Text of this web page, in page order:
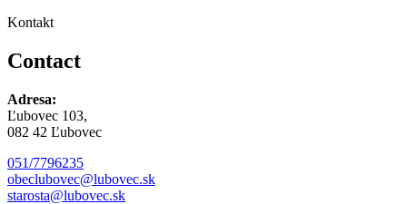
Kontakt
Contact
Adresa:
Ľubovec 103,
082 42 Ľubovec
051/7796235
obeclubovec@lubovec.sk
starosta@lubovec.sk